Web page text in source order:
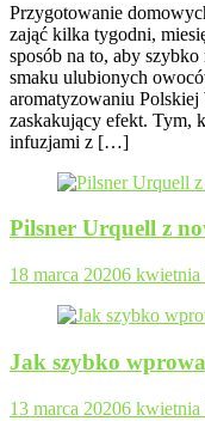
Przygotowanie
zająć kilka tygodni,
sposób na to, aby
smaku ulubionych
aromatyzowaniu
zaskakujący efekt. Tym,
infuzjami z […]
Pilsner Urquell z
18 marca 20206 kwietnia
Jak szybko
13 marca 20206 kwietnia